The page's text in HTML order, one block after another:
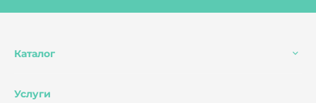
Каталог
Услуги